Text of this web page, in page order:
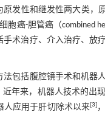
发性和继发性两大类，
癌-胆管癌（combined
术治疗、介入治疗、
包括腹腔镜手术和机器
近年来，机器人技术的出
人应用于肝切除术以来[3]